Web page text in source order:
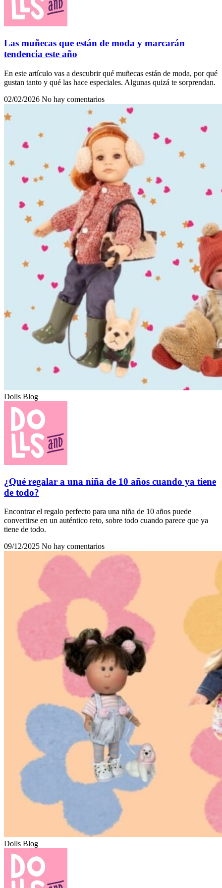
Las muñecas que están de moda y marcarán
tendencia este año
En este artículo vas a descubrir qué muñecas están de moda, por qué
gustan tanto y qué las hace especiales. Algunas quizá te sorprendan.
02/02/2026 No hay comentarios
Dolls Blog
¿Qué regalar a una niña de 10 años cuando ya tiene
de todo?
Encontrar el regalo perfecto para una niña de 10 años puede
convertirse en un auténtico reto, sobre todo cuando parece que ya
tiene de todo.
09/12/2025 No hay comentarios
Dolls Blog